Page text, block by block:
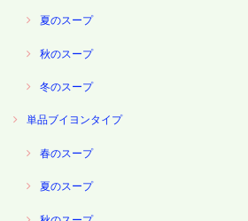
夏のスープ
秋のスープ
冬のスープ
単品ブイヨンタイプ
春のスープ
夏のスープ